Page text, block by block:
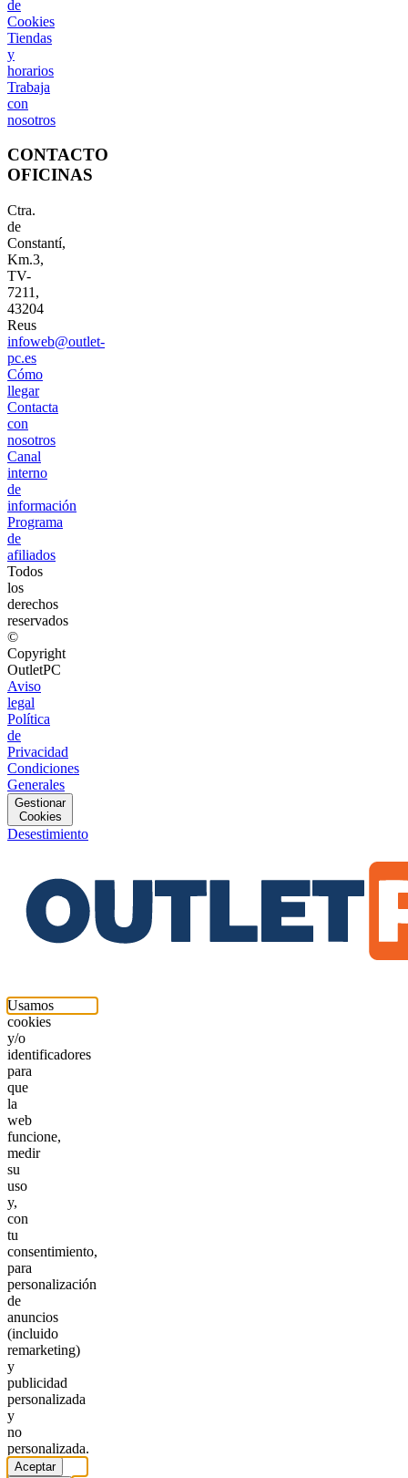
de
Cookies
Tiendas
y
horarios
Trabaja
con
nosotros
CONTACTO
OFICINAS
Ctra.
de
Constantí,
Km.3,
TV-
7211,
43204
Reus
infoweb@outlet-
pc.es
Cómo
llegar
Contacta
con
nosotros
Canal
interno
de
información
Programa
de
afiliados
Todos
los
derechos
reservados
©
Copyright
OutletPC
Aviso
legal
Política
de
Privacidad
Condiciones
Generales
Gestionar
Cookies
Desestimiento
Usamos
cookies
y/o
identificadores
para
que
la
web
funcione,
medir
su
uso
y,
con
tu
consentimiento,
para
personalización
de
anuncios
(incluido
remarketing)
y
publicidad
personalizada
y
no
personalizada.
Aceptar